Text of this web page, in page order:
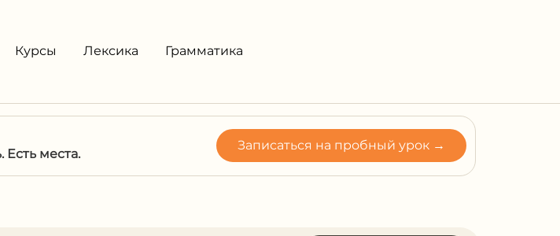
Курсы Лексика Грамматика
места.
Записаться на пробный урок →